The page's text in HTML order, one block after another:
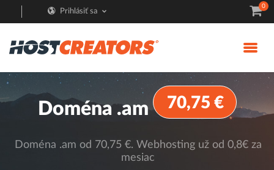
Prihlásiť sa
0
Doména .am 70,75 €
Doména .am od 70,75 €. Webhosting už od 0,8€ za
mesiac